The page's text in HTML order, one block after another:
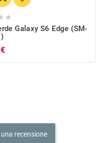

Galaxy S6 Edge (SM-
recensione